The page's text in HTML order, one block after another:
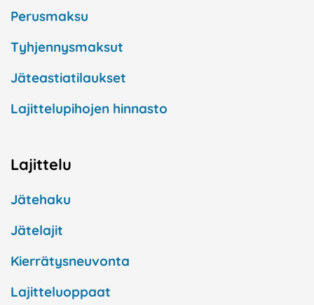
Perusmaksu
Tyhjennysmaksut
Jäteastiatilaukset
Lajittelupihojen hinnasto
Lajittelu
Jätehaku
Jätelajit
Kierrätysneuvonta
Lajitteluoppaat